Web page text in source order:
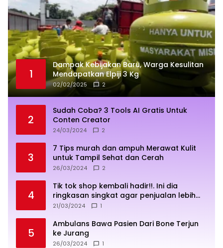
1
Dampak Kebijakan Baru, Warga Kesulitan
Mendapatkan Elpiji 3 Kg
02/02/2025 2
2
Sudah Coba? 3 Tools AI Gratis Untuk
Conten Creator
24/03/2024 2
3
7 Tips murah dan ampuh Merawat Kulit
untuk Tampil Sehat dan Cerah
26/03/2024 2
4
Tik tok shop kembali hadir!!. Ini dia
ringkasan singkat agar penjualan lebih
sukses
21/03/2024 1
5
Ambulans Bawa Pasien Dari Bone Terjun
ke Jurang
26/03/2024 1